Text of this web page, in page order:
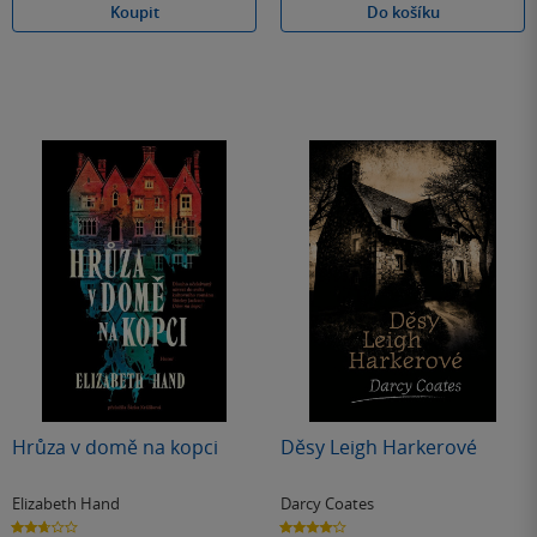
Koupit
Do košíku
Hrůza v domě na kopci
Elizabeth Hand
2.7
Děsy Leigh Harkerové
Darcy Coates
4.1